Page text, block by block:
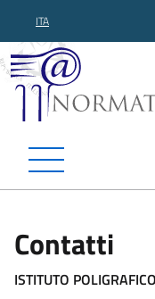
ITA
Contatti
ISTITUTO